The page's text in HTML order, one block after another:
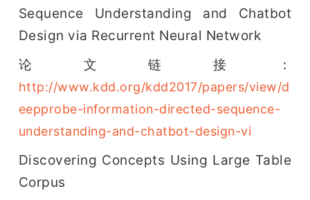
Sequence Understanding and Chatbot
Design via Recurrent Neural Network
论文链接：
http://www.kdd.org/kdd2017/papers/view/d
eepprobe-information-directed-sequence-
understanding-and-chatbot-design-vi
Discovering Concepts Using Large Table
Corpus